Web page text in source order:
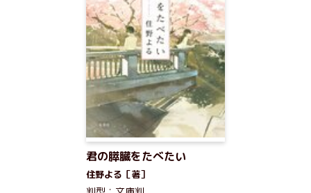
君の膵臓をたべたい
住野よる［著］